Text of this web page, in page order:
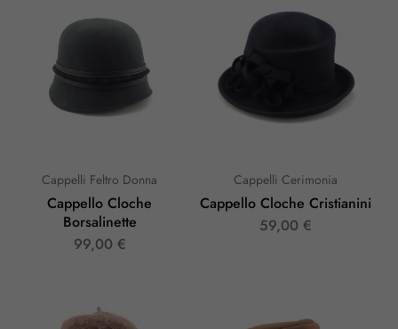
Cappelli Feltro Donna
Cappello Cloche
Borsalinette
99,00 €
Cappelli Cerimonia
Cappello Cloche Cristianini
59,00 €